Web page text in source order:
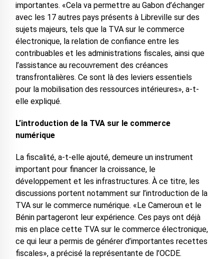
importantes. «Cela va permettre au Gabon d’échanger
avec les 17 autres pays présents à Libreville sur des
sujets majeurs, tels que la TVA sur le commerce
électronique, la relation de confiance entre les
contribuables et les administrations fiscales, ainsi que
l’assistance au recouvrement des créances
transfrontalières. Ce sont là des leviers essentiels
pour la mobilisation des ressources intérieures», a-t-
elle expliqué.
L’introduction de la TVA sur le commerce
numérique
La fiscalité, a-t-elle ajouté, demeure un instrument
important pour financer la croissance, le
développement et les infrastructures. À ce titre, les
discussions portent notamment sur l’introduction de la
TVA sur le commerce numérique. «Le Cameroun et le
Bénin partageront leur expérience. Ces pays ont déjà
mis en place cette TVA sur le commerce électronique,
ce qui leur a permis de générer d’importantes recettes
fiscales», a précisé la représentante de l’OCDE.